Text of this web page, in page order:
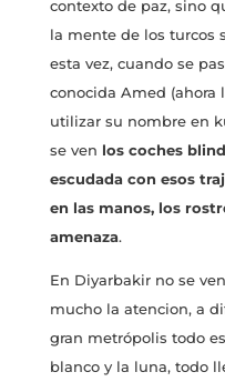
contexto de paz, sino
la mente de los turcos
esta vez, cuando se
conocida Amed (ahora
utilizar su nombre en
se ven los coches
escudada con esos
en las manos, los
amenaza.
En Diyarbakir no se
mucho la atencion, a
gran metrópolis todo
blanco y la luna, todo